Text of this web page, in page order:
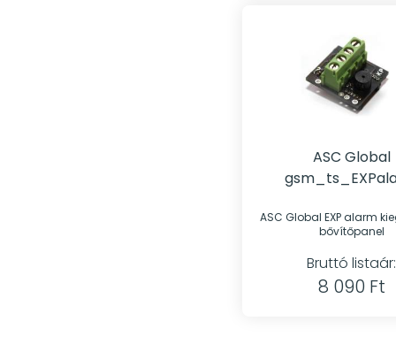
ASC Global
ASC Global EXP alarm kiegészítő -
bővítőpanel
Bruttó listaár:
8 090 Ft